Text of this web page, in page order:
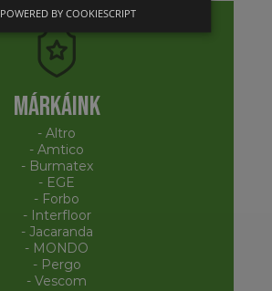
Márkáink
- Altro
- Amtico
- Burmatex
- EGE
- Forbo
- Interfloor
- Jacaranda
- MONDO
- Pergo
- Vescom
POWERED BY COOKIESCRIPT